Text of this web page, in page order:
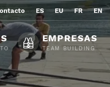
ES EU FR EN
EMPRESAS
TEAM BUILDING